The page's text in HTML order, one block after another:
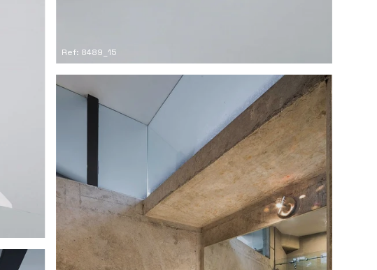
Ref: 8489_15